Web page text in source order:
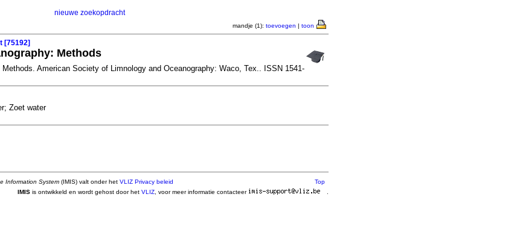
nieuwe zoekopdracht
mandje (1): toevoegen | toon
[75192]
Methods
Methods. American Society of Limnology and Oceanography: Waco, Tex.. ISSN 1541-
Zoet water
Information System (IMIS) valt onder het VLIZ Privacy beleid
Top
IMIS is ontwikkeld en wordt gehost door het VLIZ , voor meer informatie contacteer